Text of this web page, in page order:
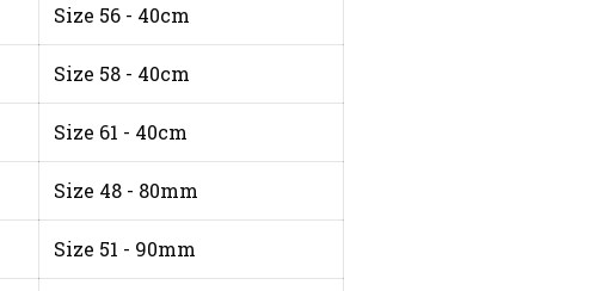
Size 56 - 40cm
Size 58 - 40cm
Size 61 - 40cm
Size 48 - 80mm
Size 51 - 90mm